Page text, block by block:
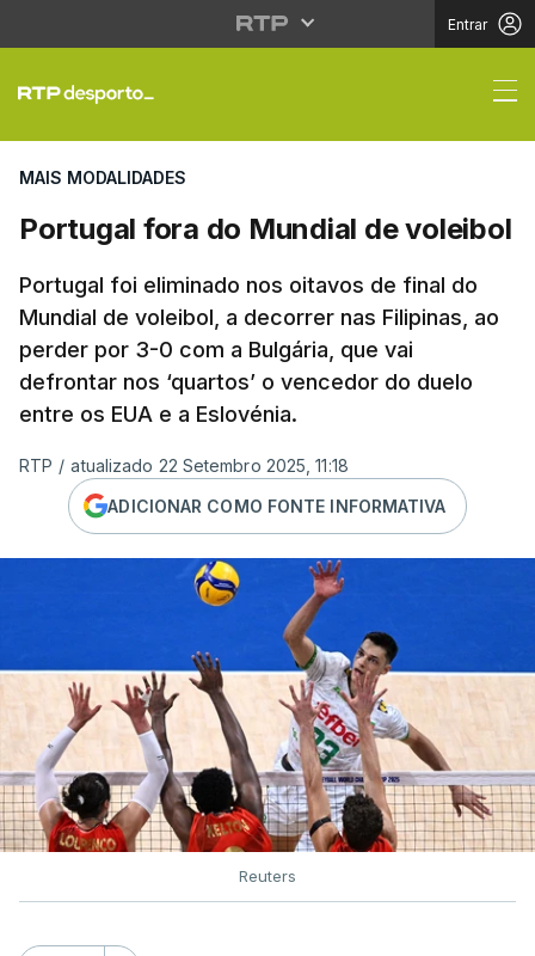
Entrar
Portugal fora do
MAIS MODALIDADES
Portugal fora do Mundial de voleibol
Portugal foi eliminado nos oitavos de final do
Mundial de voleibol, a decorrer nas Filipinas, ao
perder por 3-0 com a Bulgária, que vai
defrontar nos ‘quartos’ o vencedor do duelo
entre os EUA e a Eslovénia.
RTP / atualizado 22 Setembro 2025, 11:18
ADICIONAR COMO FONTE INFORMATIVA
Reuters